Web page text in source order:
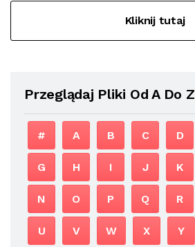
Kliknij tutaj
Przeglądaj Pliki Od A Do Z
# A B C D
G H I J K
N O P Q R
U V W X Y